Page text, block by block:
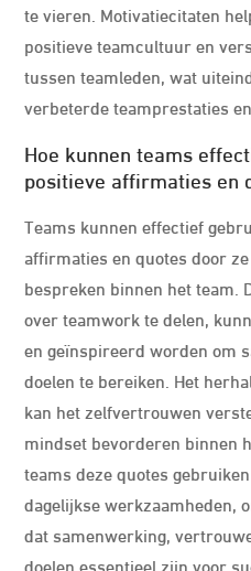
te vieren. Motivatiecitaten
positieve teamcultuur en
tussen teamleden, wat
verbeterde teamprestaties
Hoe kunnen teams
positieve affirmaties en
Teams kunnen effectief
affirmaties en quotes door
bespreken binnen het team.
over teamwork te delen,
en geïnspireerd worden om
doelen te bereiken. Het
kan het zelfvertrouwen
mindset bevorderen binnen
teams deze quotes
dagelijkse werkzaamheden,
dat samenwerking,
doelen essentieel zijn voor